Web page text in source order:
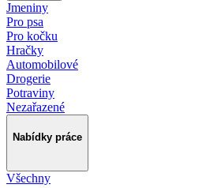
Jmeniny
Pro psa
Pro kočku
Hračky
Automobilové
Drogerie
Potraviny
Nezařazené
Nabídky práce
Všechny